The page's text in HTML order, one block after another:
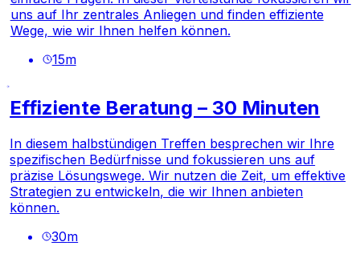
uns auf Ihr zentrales Anliegen und finden effiziente
Wege, wie wir Ihnen helfen können.
15m
Effiziente Beratung – 30 Minuten
In diesem halbstündigen Treffen besprechen wir Ihre
spezifischen Bedürfnisse und fokussieren uns auf
präzise Lösungswege. Wir nutzen die Zeit, um effektive
Strategien zu entwickeln, die wir Ihnen anbieten
können.
30m